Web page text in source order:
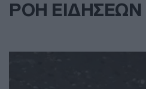
ΡΟΗ ΕΙΔΗΣΕΩΝ